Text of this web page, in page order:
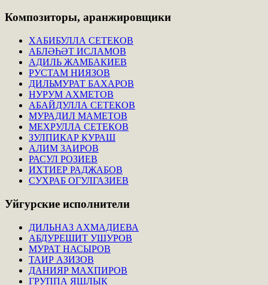
Композиторы, аранжировщики
ХАБИБУЛЛА СЕТЕКОВ
АБЛӘҺӘТ ИСЛАМОВ
АДИЛЬ ЖАМБАКИЕВ
РУСТАМ НИЯЗОВ
ДИЛЬМУРАТ БАХАРОВ
НУРУМ АХМЕТОВ
АБАЙДУЛЛА СЕТЕКОВ
МУРАДИЛ МАМЕТОВ
МЕХРУЛЛА СЕТЕКОВ
ЗУЛПИКАР КУРАШ
АЛИМ ЗАИРОВ
РАСУЛ РОЗИЕВ
ИХТИЕР РАДЖАБОВ
СУХРАБ ОГУЛГАЗИЕВ
Уйгурские исполнители
ДИЛЬНАЗ АХМАДИЕВА
АБДУРЕШИТ УШУРОВ
МУРАТ НАСЫРОВ
ТАИР АЗИЗОВ
ДАНИЯР МАХПИРОВ
ГРУППА ЯШЛЫК